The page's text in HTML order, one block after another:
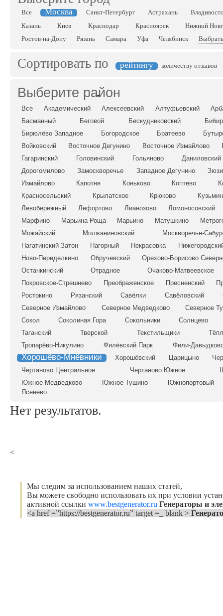
Все Москва Санкт-Петербург Астрахань
Казань
Киев Краснодар Красноярск
Нижний
Ростов-на-Дону
Рязань Самара Уфа Челябинск
Сортировать по рейтингу количеству отзывов
Выберите район
Все Академический Алексеевский Алтуфьевский
Басманный
Беговой Бескудниковский
Бирюлёво Западное
Богородское Братеево
Войковский
Восточное Дегунино Восточное Измайлово
Гагаринский
Головинский Гольяново
Даниловский
Дорогомилово
Замоскворечье Западное Дегунино
Измайлово
Капотня Коньково Коптево
Красносельский
Крылатское Крюково
Левобережный
Лефортово Лианозово
Ломоносовский
Марфино
Марьина Роща Марьино Матушкино
Можайский
Молжаниновский
Москворечье-
Нагатинский Затон
Нагорный Некрасовка
Ново-Переделкино
Обручевский
Орехово-Борисово
Останкинский
Отрадное
Очаково-Матвеевское
Покровское-Стрешнево
Преображенское Пресненский
Ростокино
Рязанский Савёлки Савёловский
Северное Измайлово
Северное Медведково
Северное
Сокол
Соколиная Гора Сокольники
Солнцево
Таганский
Тверской Текстильщики
Тропарёво-Никулино
Филёвский Парк Фили-
Хорошёво-Мнёвники Хорошёвский Царицыно
Чертаново Центральное
Чертаново Южное
Южное Медведково
Южное Тушино
Южнопортовый
Ясенево
Нет результатов.
<
Мы следим за использованием наших статей,
Вы можете свободно использовать их при условии
активной ссылки www.bestgenerator.ru Генераторы и
<a href =”https://bestgenerator.ru” target =_ blank >